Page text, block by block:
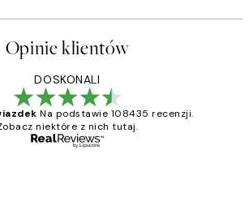
Opinie klientów
DOSKONALI
Na podstawie 108435 recenzji.
niektóre z nich tutaj.